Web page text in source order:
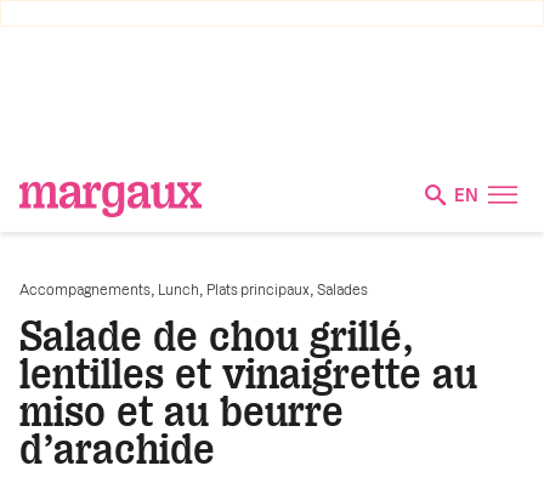
EN
Accompagnements Lunch Plats principaux Salades
Salade de chou grillé,
lentilles et vinaigrette au
miso et au beurre
d’arachide